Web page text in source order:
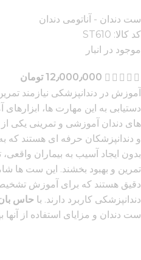
ست دندان - آناتومی دندان
کد کالا: ST610
موجود در انبار
12٫000٫000 تومان
آموزش در دندانپزشکی نیازمند
دستیابی به این مهارت ها،
های دندان آموزشی و تمرینی یکی از
و دندانپزشکان حرفه ای هستند که
بدون ایجاد آسیب به بیماران
تمرین و بهبود بخشند. این ست ها
دقیق هستند که برای آموزش
دندانپزشکی کاربرد دارند. با حاس بان
ست دندان و مزایای استفاده از آنها